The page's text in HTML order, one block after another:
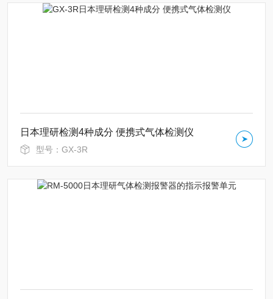
日本理研检测4种成分 便携式气体检测仪
型号：GX-3R